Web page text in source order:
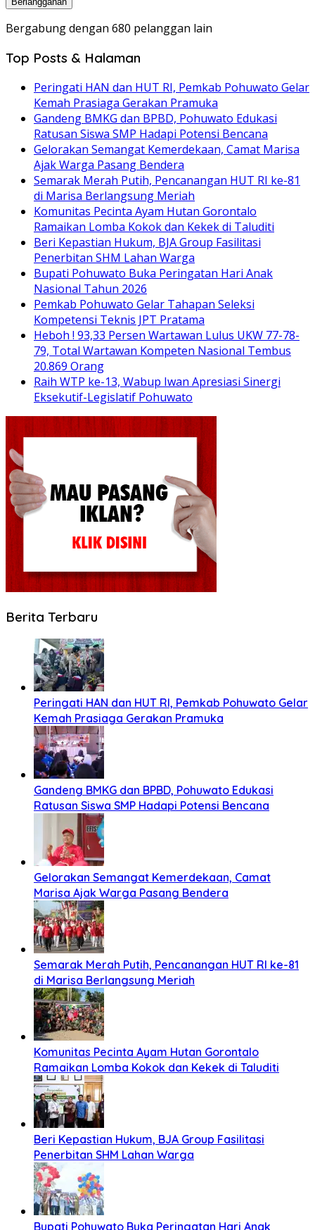
Elektronik
Bergabung dengan 680 pelanggan lain
Top Posts & Halaman
Peringati HAN dan HUT RI, Pemkab Pohuwato Gelar
Kemah Prasiaga Gerakan Pramuka
Gandeng BMKG dan BPBD, Pohuwato Edukasi
Ratusan Siswa SMP Hadapi Potensi Bencana
Gelorakan Semangat Kemerdekaan, Camat Marisa
Ajak Warga Pasang Bendera
Semarak Merah Putih, Pencanangan HUT RI ke-81
di Marisa Berlangsung Meriah
Komunitas Pecinta Ayam Hutan Gorontalo
Ramaikan Lomba Kokok dan Kekek di Taluditi
Beri Kepastian Hukum, BJA Group Fasilitasi
Penerbitan SHM Lahan Warga
Bupati Pohuwato Buka Peringatan Hari Anak
Nasional Tahun 2026
Pemkab Pohuwato Gelar Tahapan Seleksi
Kompetensi Teknis JPT Pratama
Heboh ! 93,33 Persen Wartawan Lulus UKW 77-78-
79, Total Wartawan Kompeten Nasional Tembus
20.869 Orang
Raih WTP ke-13, Wabup Iwan Apresiasi Sinergi
Eksekutif-Legislatif Pohuwato
Berita Terbaru
Peringati HAN dan HUT RI, Pemkab Pohuwato Gelar
Kemah Prasiaga Gerakan Pramuka
Gandeng BMKG dan BPBD, Pohuwato Edukasi
Ratusan Siswa SMP Hadapi Potensi Bencana
Gelorakan Semangat Kemerdekaan, Camat
Marisa Ajak Warga Pasang Bendera
Semarak Merah Putih, Pencanangan HUT RI ke-81
di Marisa Berlangsung Meriah
Komunitas Pecinta Ayam Hutan Gorontalo
Ramaikan Lomba Kokok dan Kekek di Taluditi
Beri Kepastian Hukum, BJA Group Fasilitasi
Penerbitan SHM Lahan Warga
Bupati Pohuwato Buka Peringatan Hari Anak